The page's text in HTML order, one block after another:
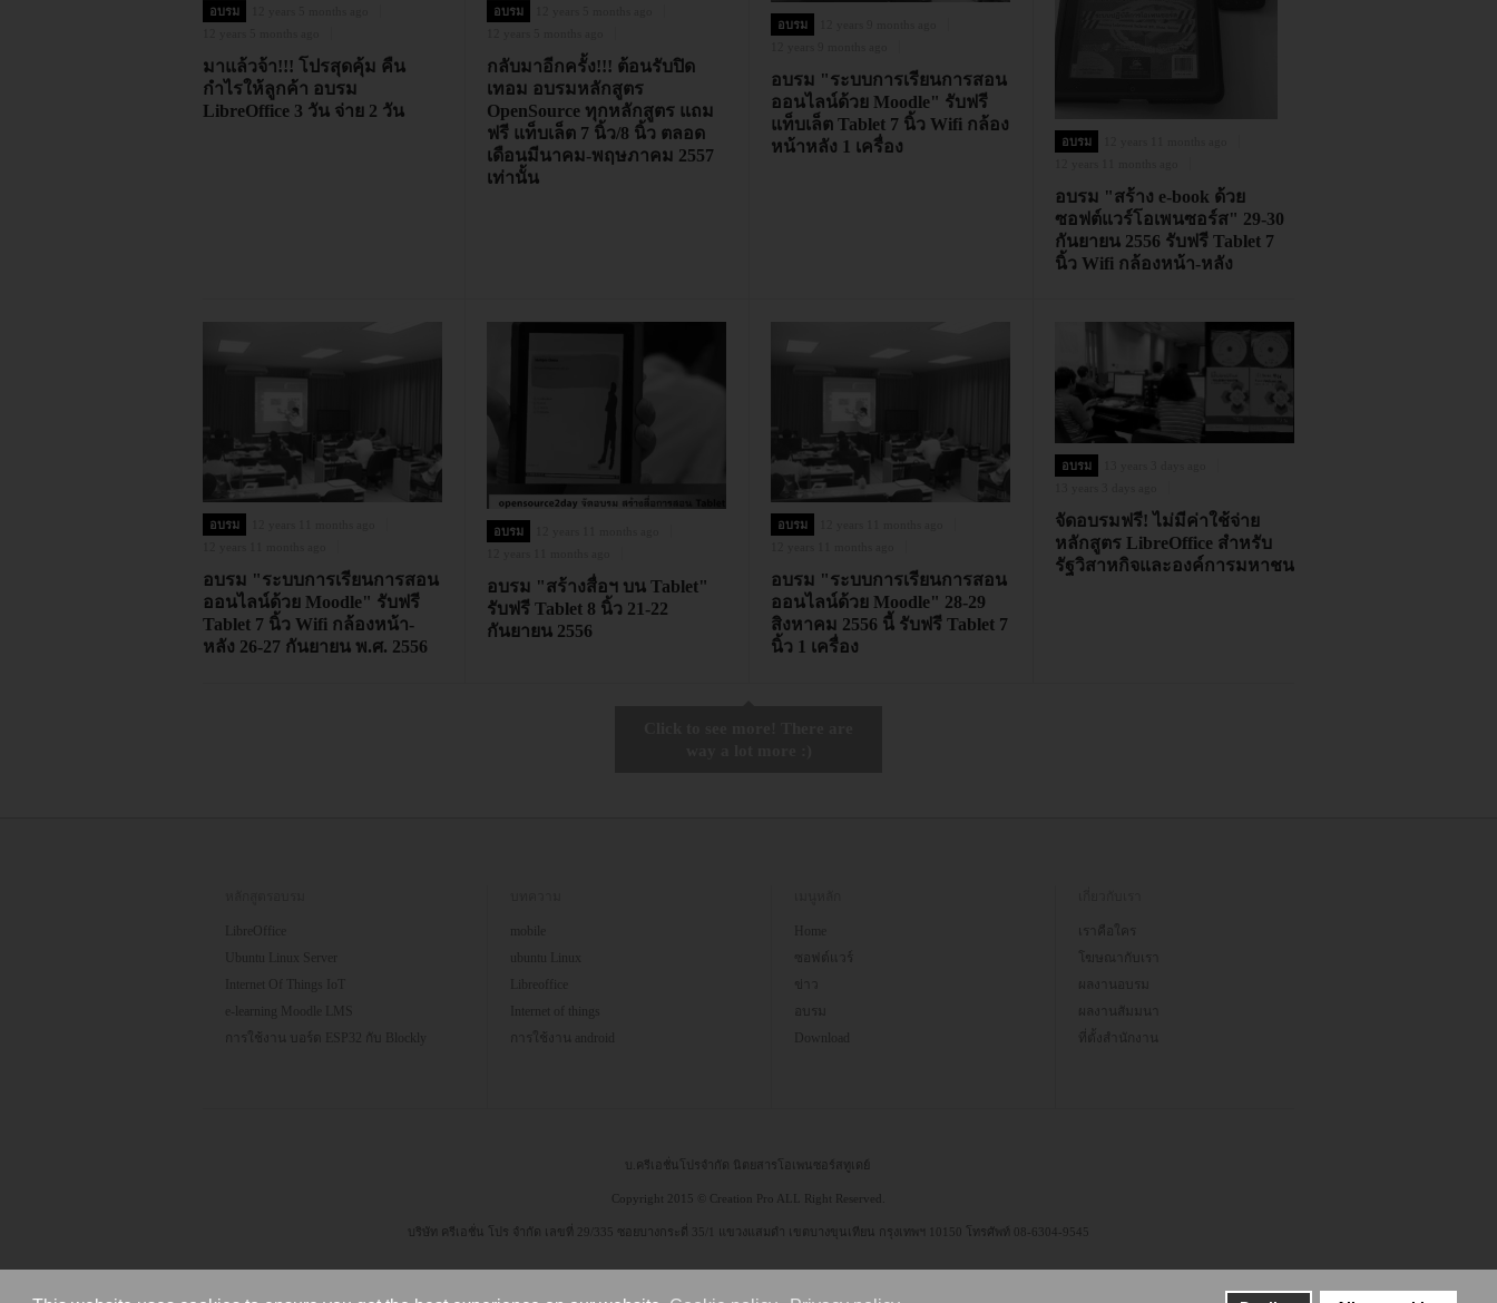
อบรม
มาแล้วจ้า!!! โปรสุดคุ้ม คืน
กำไรให้ลูกค้า อบรม
LibreOffice 3 วัน จ่าย 2 วัน
อบรม
กลับมาอีกครั้ง!!! ต้อนรับปิด
เทอม อบรมหลักสูตร
OpenSource ทุกหลักสูตร แถม
ฟรี แท็บเล็ต 7 นิ้ว/8 นิ้ว ตลอด
เดือนมีนาคม-พฤษภาคม 2557
เท่านั้น
อบรม
อบรม "ระบบการเรียนการสอน
ออนไลน์ด้วย Moodle" รับฟรี
แท็บเล็ต Tablet 7 นิ้ว Wifi กล้อง
หน้าหลัง 1 เครื่อง
อบรม
อบรม "สร้าง e-book ด้วย
ซอฟต์แวร์โอเพนซอร์ส" 29-30
กันยายน 2556 รับฟรี Tablet 7
นิ้ว Wifi กล้องหน้า-หลัง
อบรม
อบรม "ระบบการเรียนการสอน
ออนไลน์ด้วย Moodle" รับฟรี
Tablet 7 นิ้ว Wifi กล้องหน้า-
หลัง 26-27 กันยายน พ.ศ. 2556
อบรม
อบรม "สร้างสื่อฯ บน Tablet"
รับฟรี Tablet 8 นิ้ว 21-22
กันยายน 2556
อบรม
อบรม "ระบบการเรียนการสอน
ออนไลน์ด้วย Moodle" 28-29
สิงหาคม 2556 นี้ รับฟรี Tablet 7
นิ้ว 1 เครื่อง
อบรม
จัดอบรมฟรี! ไม่มีค่าใช้จ่าย
หลักสูตร LibreOffice สำหรับ
รัฐวิสาหกิจและองค์การมหาชน
LibreOffice
Ubuntu Linux Server
Internet Of Things IoT
e-learning Moodle LMS
การใช้งาน บอร์ด ESP32 กับ Blockly
mobile
ubuntu Linux
Internet of things
การใช้งาน android
Home
ซอฟต์แวร์
ข่าว
อบรม
Download
เราคือใคร
โฆษณากับเรา
ผลงานอบรม
ผลงานสัมมนา
ที่ตั้งสำนักงาน
บ.ครีเอชั่นโปรจำกัด นิตยสารโอเพนซอร์สทูเดย์
Copyright 2015 © Creation Pro ALL Right Reserved.
บริษัท ครีเอชั่น โปร จำกัด เลขที่ 29/335 ซอยบางกระดี่ 35/1 แขวงแสมดำ เขตบางขุนเทียน กรุงเทพฯ 10150 โทรศัพท์ 08-6304-9545